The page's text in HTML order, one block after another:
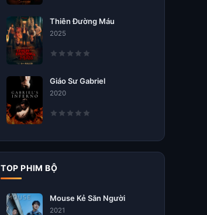
Thiên Đường Máu
2025
Giáo Sư Gabriel
2020
TOP PHIM BỘ
Mouse Kẻ Săn Người
2021